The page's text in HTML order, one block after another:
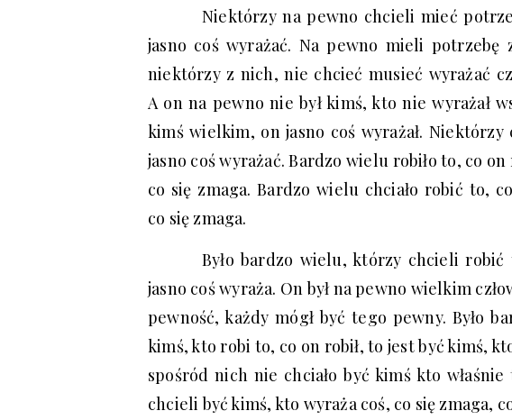
Niektórzy na pewno chcieli mieć
jasno coś wyrażać. Na pewno mieli
niektórzy z nich, nie chcieć musieć wyrażać
A on na pewno nie był kimś, kto nie wyrażał
kimś wielkim, on jasno coś wyrażał.
jasno coś wyrażać. Bardzo wielu robiło to, co
co się zmaga. Bardzo wielu chciało robić to,
co się zmaga.
Było bardzo wielu, którzy chcieli
jasno coś wyraża. On był na pewno wielkim
pewność, każdy mógł być tego pewny. Było
kimś, kto robi to, co on robił, to jest być kimś,
spośród nich nie chciało być kimś kto
chcieli być kimś, kto wyraża coś, co się zmaga,